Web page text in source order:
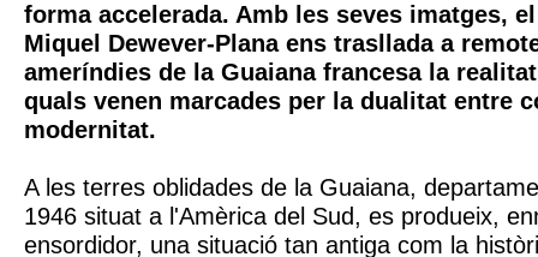
forma accelerada. Amb les seves imatges,
Miquel Dewever-Plana ens trasllada a
ameríndies de la Guaiana francesa la
quals venen marcades per la dualitat entre
modernitat.
A les terres oblidades de la Guaiana,
1946 situat a l'Amèrica del Sud, es produeix,
ensordidor, una situació tan antiga com la